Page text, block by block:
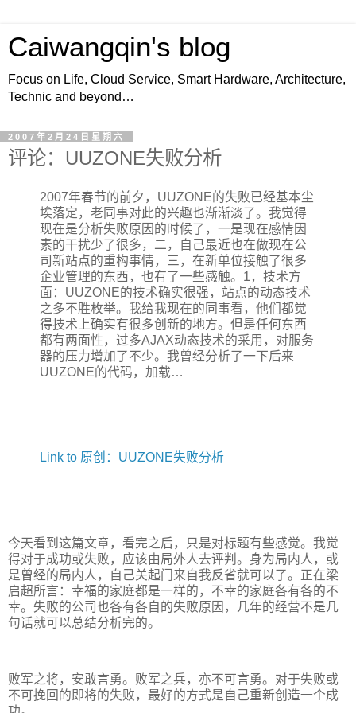
Caiwangqin's blog
Focus on Life, Cloud Service, Smart Hardware, Architecture,
Technic and beyond…
2007年2月24日星期六
评论：UUZONE失败分析
2007年春节的前夕，UUZONE的失败已经基本尘
埃落定，老同事对此的兴趣也渐渐淡了。我觉得
现在是分析失败原因的时候了，一是现在感情因
素的干扰少了很多，二，自己最近也在做现在公
司新站点的重构事情，三，在新单位接触了很多
企业管理的东西，也有了一些感触。1，技术方
面：UUZONE的技术确实很强，站点的动态技术
之多不胜枚举。我给我现在的同事看，他们都觉
得技术上确实有很多创新的地方。但是任何东西
都有两面性，过多AJAX动态技术的采用，对服务
器的压力增加了不少。我曾经分析了一下后来
UUZONE的代码，加载…
Link to 原创：UUZONE失败分析
今天看到这篇文章，看完之后，只是对标题有些感觉。我觉
得对于成功或失败，应该由局外人去评判。身为局内人，或
是曾经的局内人，自己关起门来自我反省就可以了。正在梁
启超所言：幸福的家庭都是一样的，不幸的家庭各有各的不
幸。失败的公司也各有各自的失败原因，几年的经营不是几
句话就可以总结分析完的。
败军之将，安敢言勇。败军之兵，亦不可言勇。对于失败或
不可挽回的即将的失败，最好的方式是自己重新创造一个成